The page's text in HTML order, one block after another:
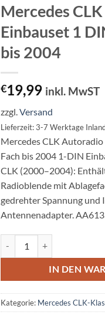
Mercedes
Einbauset 1
bis 2004
€19,99 inkl. MwST
zzgl. Versand
Lieferzeit: 3-7 Werktage
Mercedes CLK
Fach bis 2004 1-DIN
CLK (2000–2004):
Radioblende mit
gedrehter Spannung und
Antennenadapter.
IN DEN
Kategorie: Mercedes CLK-